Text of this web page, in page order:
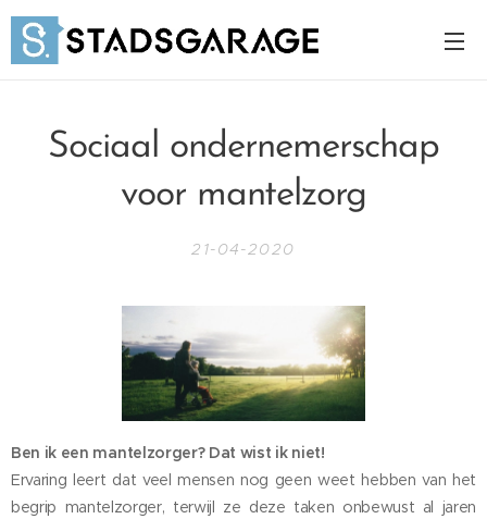
Sociaal ondernemerschap
voor mantelzorg
21-04-2020
Ben ik een mantelzorger? Dat wist ik niet!
Ervaring leert dat veel mensen nog geen weet hebben van het
begrip mantelzorger, terwijl ze deze taken onbewust al jaren